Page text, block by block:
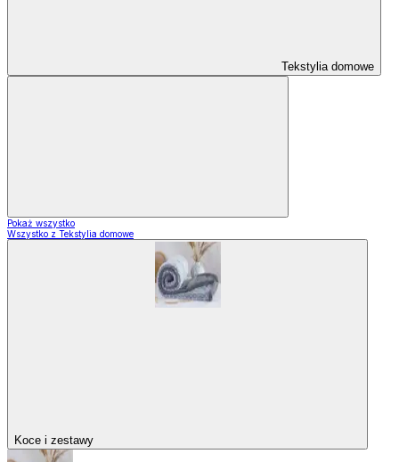
Tekstylia domowe
Pokaż wszystko
Wszystko z Tekstylia domowe
Koce i zestawy